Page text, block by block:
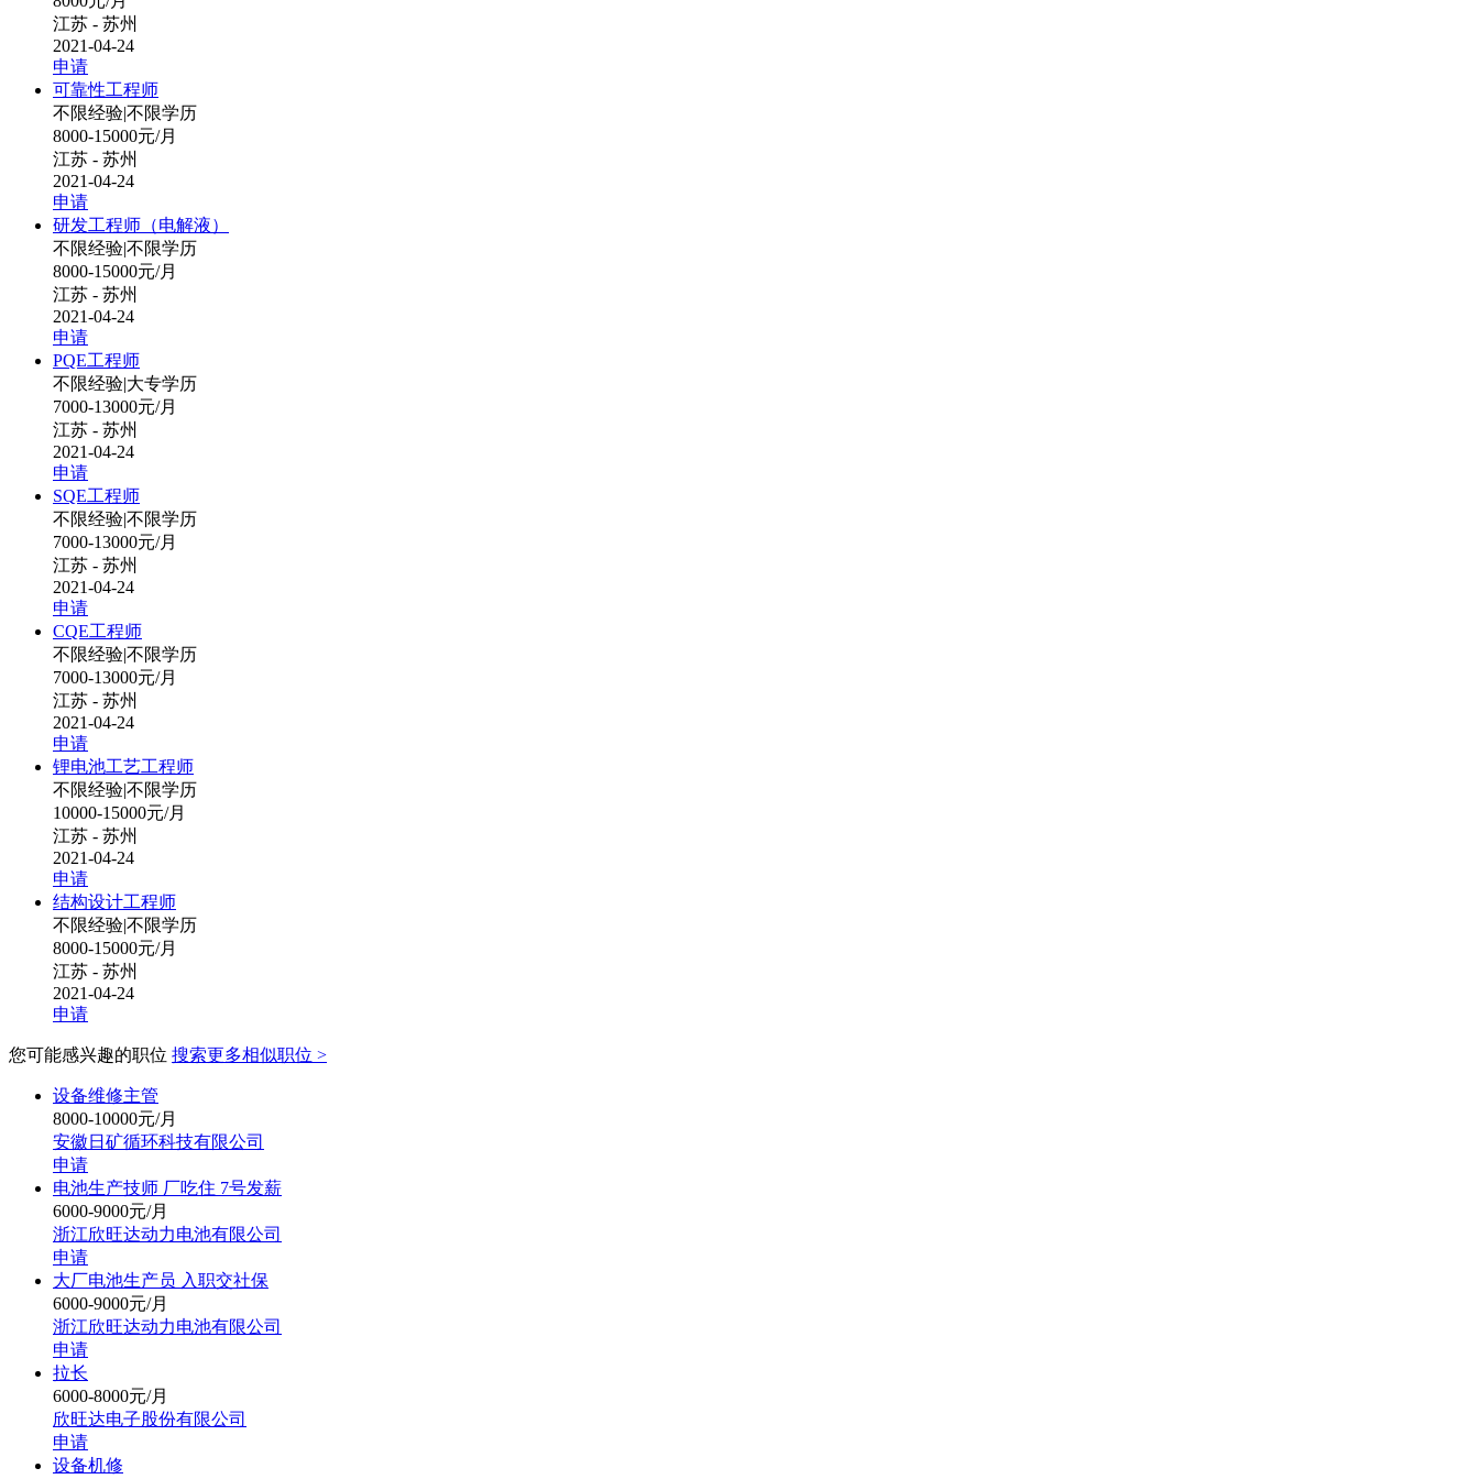
江苏 - 苏州
2021-04-24
申请
可靠性工程师
不限经验|不限学历
8000-15000元/月
江苏 - 苏州
2021-04-24
申请
研发工程师（电解液）
不限经验|不限学历
8000-15000元/月
江苏 - 苏州
2021-04-24
申请
PQE工程师
不限经验|大专学历
7000-13000元/月
江苏 - 苏州
2021-04-24
申请
SQE工程师
不限经验|不限学历
7000-13000元/月
江苏 - 苏州
2021-04-24
申请
CQE工程师
不限经验|不限学历
7000-13000元/月
江苏 - 苏州
2021-04-24
申请
锂电池工艺工程师
不限经验|不限学历
10000-15000元/月
江苏 - 苏州
2021-04-24
申请
结构设计工程师
不限经验|不限学历
8000-15000元/月
江苏 - 苏州
2021-04-24
申请
您可能感兴趣的职位 搜索更多相似职位 >
设备维修主管
8000-10000元/月
安徽日矿循环科技有限公司
申请
电池生产技师 厂吃住 7号发薪
6000-9000元/月
浙江欣旺达动力电池有限公司
申请
大厂电池生产员 入职交社保
6000-9000元/月
浙江欣旺达动力电池有限公司
申请
拉长
6000-8000元/月
欣旺达电子股份有限公司
申请
设备机修